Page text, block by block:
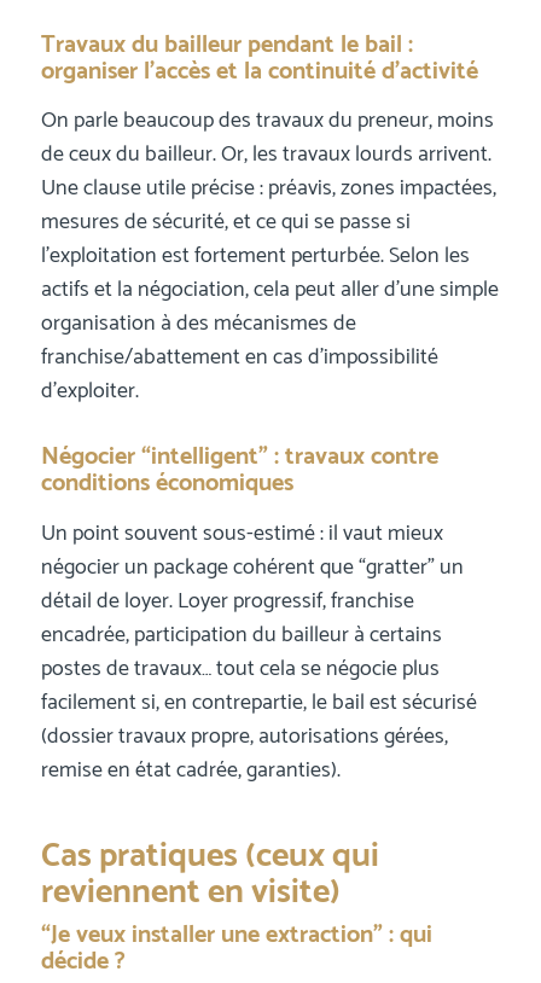
Travaux du bailleur pendant le bail :
organiser l’accès et la continuité d’activité
On parle beaucoup des travaux du preneur, moins
de ceux du bailleur. Or, les travaux lourds arrivent.
Une clause utile précise : préavis, zones impactées,
mesures de sécurité, et ce qui se passe si
l’exploitation est fortement perturbée. Selon les
actifs et la négociation, cela peut aller d’une simple
organisation à des mécanismes de
franchise/abattement en cas d’impossibilité
d’exploiter.
Négocier “intelligent” : travaux contre
conditions économiques
Un point souvent sous-estimé : il vaut mieux
négocier un package cohérent que “gratter” un
détail de loyer. Loyer progressif, franchise
encadrée, participation du bailleur à certains
postes de travaux… tout cela se négocie plus
facilement si, en contrepartie, le bail est sécurisé
(dossier travaux propre, autorisations gérées,
remise en état cadrée, garanties).
Cas pratiques (ceux qui
reviennent en visite)
“Je veux installer une extraction” : qui
décide ?